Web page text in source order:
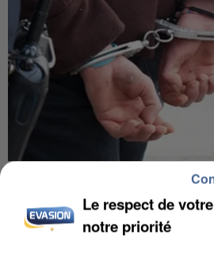
UN SECOND CADRE DE LA
INTERPELLÉ EN ALGÉRIE
Le respect de
notre priorité